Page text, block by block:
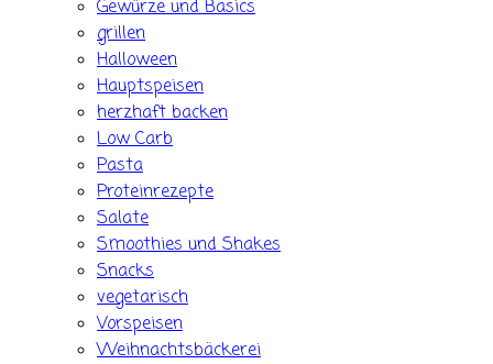
Gewürze und Basics
grillen
Halloween
Hauptspeisen
herzhaft backen
Low Carb
Pasta
Proteinrezepte
Salate
Smoothies und Shakes
Snacks
vegetarisch
Vorspeisen
Weihnachtsbäckerei